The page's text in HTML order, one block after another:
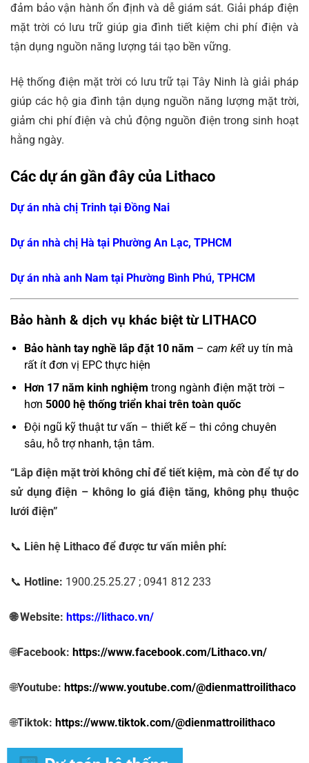
đảm bảo vận hành ổn định và dễ giám sát. Giải pháp điện
mặt trời có lưu trữ giúp gia đình tiết kiệm chi phí điện và
tận dụng nguồn năng lượng tái tạo bền vững.
Hệ thống điện mặt trời có lưu trữ tại Tây Ninh là giải pháp
giúp các hộ gia đình tận dụng nguồn năng lượng mặt trời,
giảm chi phí điện và chủ động nguồn điện trong sinh hoạt
hằng ngày.
Các dự án gần đây của Lithaco
Dự án nhà chị Trinh tại Đồng Nai
Dự án nhà chị Hà tại Phường An Lạc, TPHCM
Dự án nhà anh Nam tại Phường Bình Phú, TPHCM
Bảo hành & dịch vụ khác biệt từ LITHACO
Bảo hành tay nghề lắp đặt 10 năm – cam kết uy tín mà
rất ít đơn vị EPC thực hiện
Hơn 17 năm kinh nghiệm trong ngành điện mặt trời –
hơn 5000 hệ thống triển khai trên toàn quốc
Đội ngũ kỹ thuật tư vấn – thiết kế – thi công chuyên
sâu, hỗ trợ nhanh, tận tâm.
“Lắp điện mặt trời không chỉ để tiết kiệm, mà còn để tự do
sử dụng điện – không lo giá điện tăng, không phụ thuộc
lưới điện”
📞 Liên hệ Lithaco để được tư vấn miễn phí:
📞 Hotline: 1900.25.25.27 ; 0941 812 233
🌐 Website: https://lithaco.vn/
🌐Facebook: https://www.facebook.com/Lithaco.vn/
🌐Youtube: https://www.youtube.com/@dienmattroilithaco
🌐Tiktok: https://www.tiktok.com/@dienmattroilithaco